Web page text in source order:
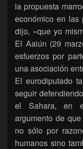
la propuesta
económico en las
dijo, «que yo
El Aaiún (29
esfuerzos por
una asociación
El eurodiputado
seguir
el Sahara, en
argumento de
no sólo por
humanos sino